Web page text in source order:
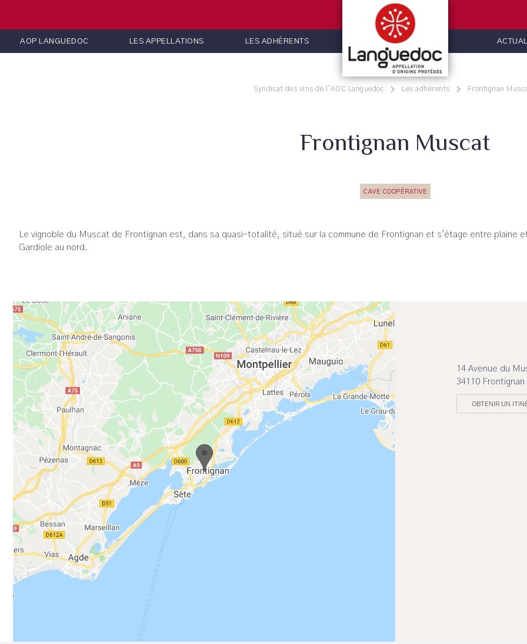
AOP LANGUEDOC LES APPELLATIONS LES ADHÉRENTS
Syndicat des vins de l'AOC Languedoc Les adhérents Frontignan
Frontignan Muscat
CAVE COOPÉRATIVE
Le vignoble du Muscat de Frontignan est, dans sa quasi-totalité, situé sur la commune de Frontignan et s'étage entre
Gardiole au nord.
14 Avenue du
34110 Frontignan
OBTENIR UN